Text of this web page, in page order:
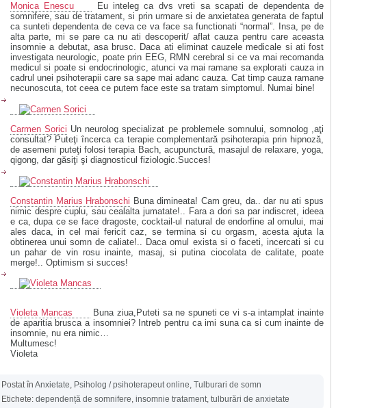
Monica Enescu
Eu inteleg ca dvs vreti sa scapati de dependenta de
somnifere, sau de tratament, si prin urmare si de anxietatea generata de faptul
ca sunteti dependenta de ceva ce va face sa functionati “normal”. Insa, pe de
alta parte, mi se pare ca nu ati descoperit/ aflat cauza pentru care aceasta
insomnie a debutat, asa brusc. Daca ati eliminat cauzele medicale si ati fost
investigata neurologic, poate prin EEG, RMN cerebral si ce va mai recomanda
medicul si poate si endocrinologic, atunci va mai ramane sa explorati cauza in
cadrul unei psihoterapii care sa sape mai adanc cauza. Cat timp cauza ramane
necunoscuta, tot ceea ce putem face este sa tratam simptomul. Numai bine!
Carmen Sorici Un neurolog specializat pe problemele somnului, somnolog ,aţi
consultat? Puteţi încerca ca terapie complementară psihoterapia prin hipnoză,
de asemeni puteţi folosi terapia Bach, acupunctură, masajul de relaxare, yoga,
qigong, dar găsiţi şi diagnosticul fiziologic.Succes!
Constantin Marius Hrabonschi Buna dimineata! Cam greu, da.. dar nu ati spus
nimic despre cuplu, sau cealalta jumatate!.. Fara a dori sa par indiscret, ideea
e ca, dupa ce se face dragoste, cocktail-ul natural de endorfine al omului, mai
ales daca, in cel mai fericit caz, se termina si cu orgasm, acesta ajuta la
obtinerea unui somn de caliate!.. Daca omul exista si o faceti, incercati si cu
un pahar de vin rosu inainte, masaj, si putina ciocolata de calitate, poate
merge!.. Optimism si succes!
Violeta Mancas
Buna ziua,Puteti sa ne spuneti ce vi s-a intamplat inainte
de aparitia brusca a insomniei? Intreb pentru ca imi suna ca si cum inainte de
insomnie, nu era nimic…
Multumesc!
Violeta
Postat în Anxietate, Psiholog / psihoterapeut online, Tulburari de somn
Etichete: dependență de somnifere, insomnie tratament, tulburări de anxietate